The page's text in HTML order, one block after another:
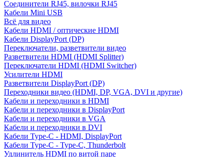
Соединители RJ45, вилочки RJ45
Кабели Mini USB
Всё для видео
Кабели HDMI / оптические HDMI
Кабели DisplayPort (DP)
Переключатели, разветвители видео
Разветвители HDMI (HDMI Splitter)
Переключатели HDMI (HDMI Switcher)
Усилители HDMI
Разветвители DisplayPort (DP)
Переходники видео (HDMI, DP, VGA, DVI и другие)
Кабели и переходники в HDMI
Кабели и переходники в DisplayPort
Кабели и переходники в VGA
Кабели и переходники в DVI
Кабели Type-C - HDMI, DisplayPort
Кабели Type-C - Type-C, Thunderbolt
Удлинитель HDMI по витой паре